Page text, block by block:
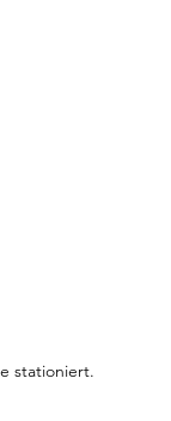
stationiert.